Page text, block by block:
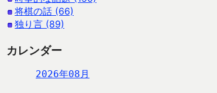
将棋の話 (66)
独り言 (89)
カレンダー
2026年08月